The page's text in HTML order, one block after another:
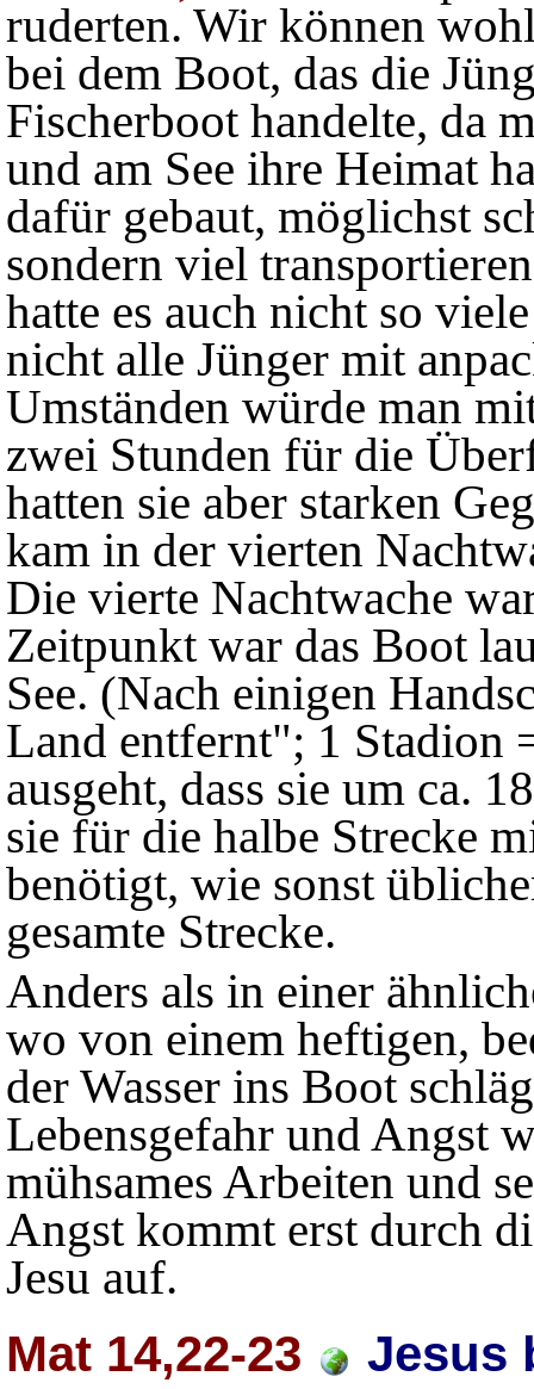
ruderten. Wir können
bei dem Boot, das die
Fischerboot handelte, da
und am See ihre Heimat
dafür gebaut, möglichst
sondern viel
hatte es auch nicht so
nicht alle Jünger mit
Umständen würde man
zwei Stunden für die
hatten sie aber starken
kam in der vierten
Die vierte Nachtwache
Zeitpunkt war das Boot
See. (Nach einigen
Land entfernt"; 1 Stadion
ausgeht, dass sie um ca.
sie für die halbe Strecke
benötigt, wie sonst
gesamte Strecke.
Anders als in einer
wo von einem heftigen,
der Wasser ins Boot
Lebensgefahr und Angst
mühsames Arbeiten und
Angst kommt erst durch
Jesu auf.
Mat 14,22-23 Jesus